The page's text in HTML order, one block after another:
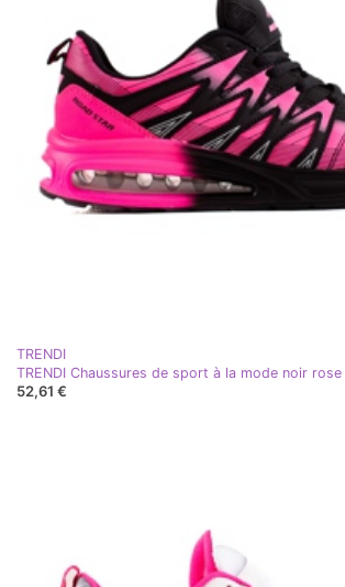
TRENDI
TRENDI Chaussures de sport à la mode noir rose
52,61 €